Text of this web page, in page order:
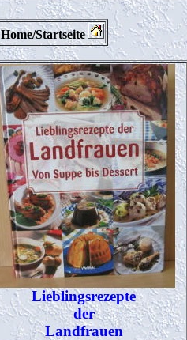
Home/Startseite
Lieblingsrezepte
der
Landfrauen